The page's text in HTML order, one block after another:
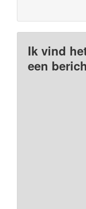
Ik vind
een